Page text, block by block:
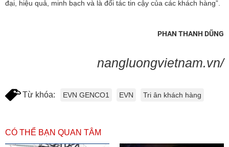
đại, hiệu quả, minh bạch và là đối tác tin cậy của các khách hàng”.
PHAN THANH DŨNG
nangluongvietnam.vn/
Từ khóa: EVN GENCO1 EVN Tri ân khách hàng
CÓ THỂ BẠN QUAN TÂM